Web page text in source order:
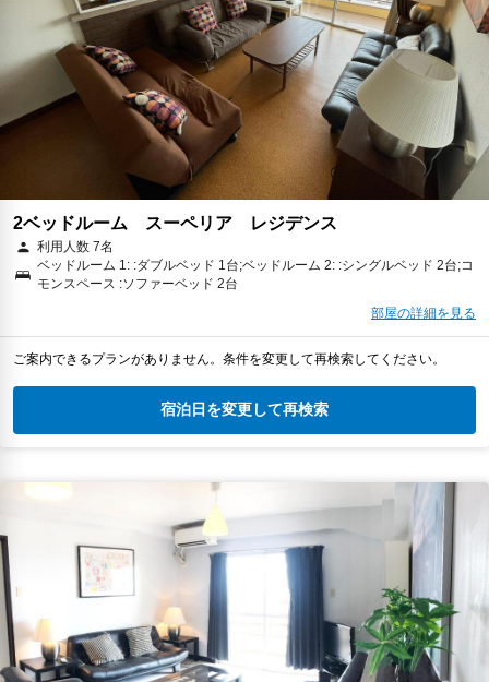
2ベッドルーム スーペリア レジデンス
利用人数 7名
ベッドルーム 1: :ダブルベッド 1台;ベッドルーム 2: :シングルベッド 2台;コ
モンスペース :ソファーベッド 2台
部屋の詳細を見る
ご案内できるプランがありません。条件を変更して再検索してください。
宿泊日を変更して再検索